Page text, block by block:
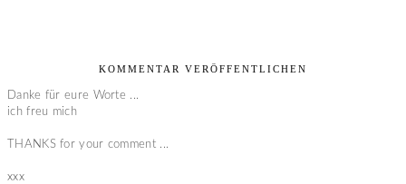
KOMMENTAR VERÖFFENTLICHEN
Danke für eure Worte ...
ich freu mich
THANKS for your comment ...
xxx